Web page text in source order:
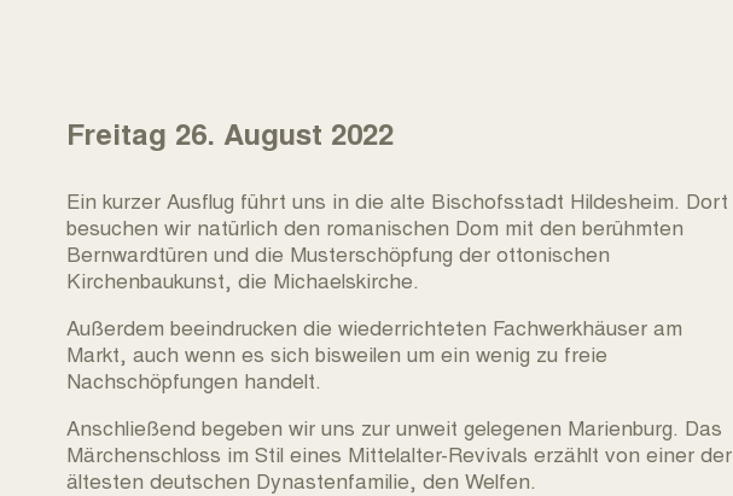
Freitag 26. August 2022
Ein kurzer Ausflug führt uns in die alte Bischofsstadt Hildesheim. Dort
besuchen wir natürlich den romanischen Dom mit den berühmten
Bernwardtüren und die Musterschöpfung der ottonischen
Kirchenbaukunst, die Michaelskirche.
Außerdem beeindrucken die wiederrichteten Fachwerkhäuser am
Markt, auch wenn es sich bisweilen um ein wenig zu freie
Nachschöpfungen handelt.
Anschließend begeben wir uns zur unweit gelegenen Marienburg. Das
Märchenschloss im Stil eines Mittelalter-Revivals erzählt von einer der
ältesten deutschen Dynastenfamilie, den Welfen.